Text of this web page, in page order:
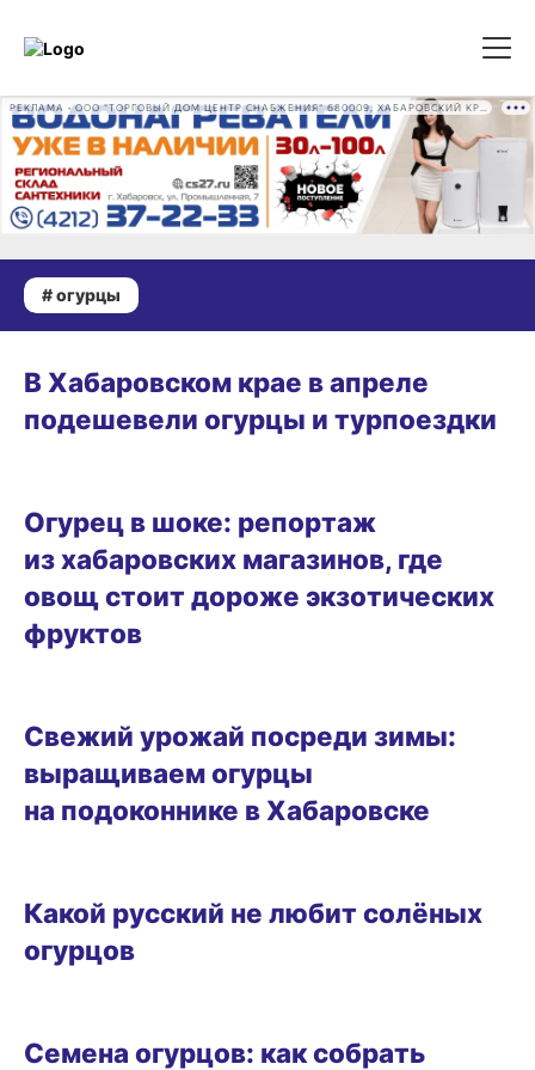
# огурцы
В Хабаровском крае в апреле
подешевели огурцы и турпоездки
Огурец в шоке: репортаж
из хабаровских магазинов, где
овощ стоит дороже экзотических
фруктов
Свежий урожай посреди зимы:
выращиваем огурцы
на подоконнике в Хабаровске
Какой русский не любит солёных
огурцов
Семена огурцов: как собрать